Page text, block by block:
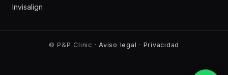
Invisalign
© P&P Clinic ·Aviso legal · Privacidad